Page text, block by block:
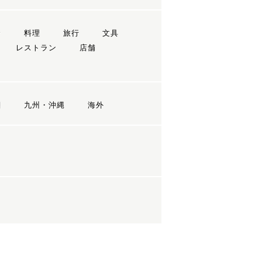
料理 旅行
文具
レストラン
店舗
九州・沖縄 海外